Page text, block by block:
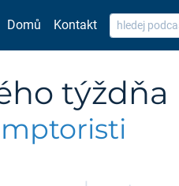
Domů Kontakt
týždňa